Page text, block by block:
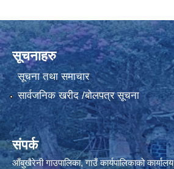
सूचनाहरु
सूचना तथा समाचार
सार्वजनिक खरीद /बोलपत्र सूचना
संपर्क
आँबुखैरेनी गाउपालिका, गाउँ कार्यपालिकाको कार्यालय